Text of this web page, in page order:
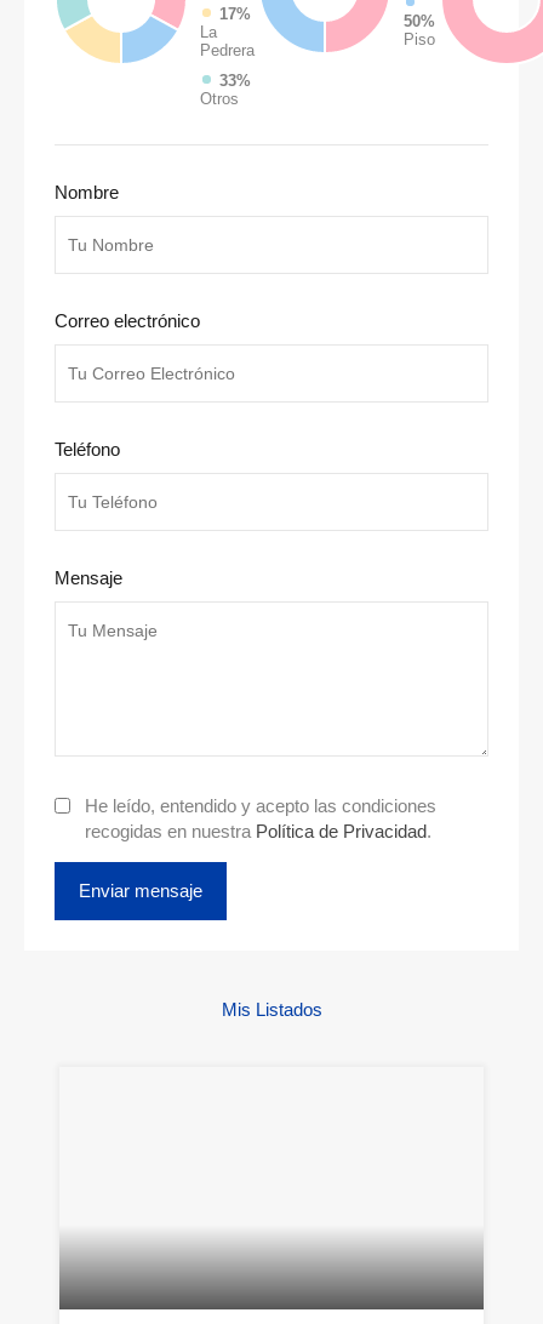
17%
La
Pedrera
33%
Otros
50%
Piso
Nombre
Correo electrónico
Teléfono
Mensaje
He leído, entendido y acepto las condiciones
recogidas en nuestra Política de Privacidad.
Mis Listados